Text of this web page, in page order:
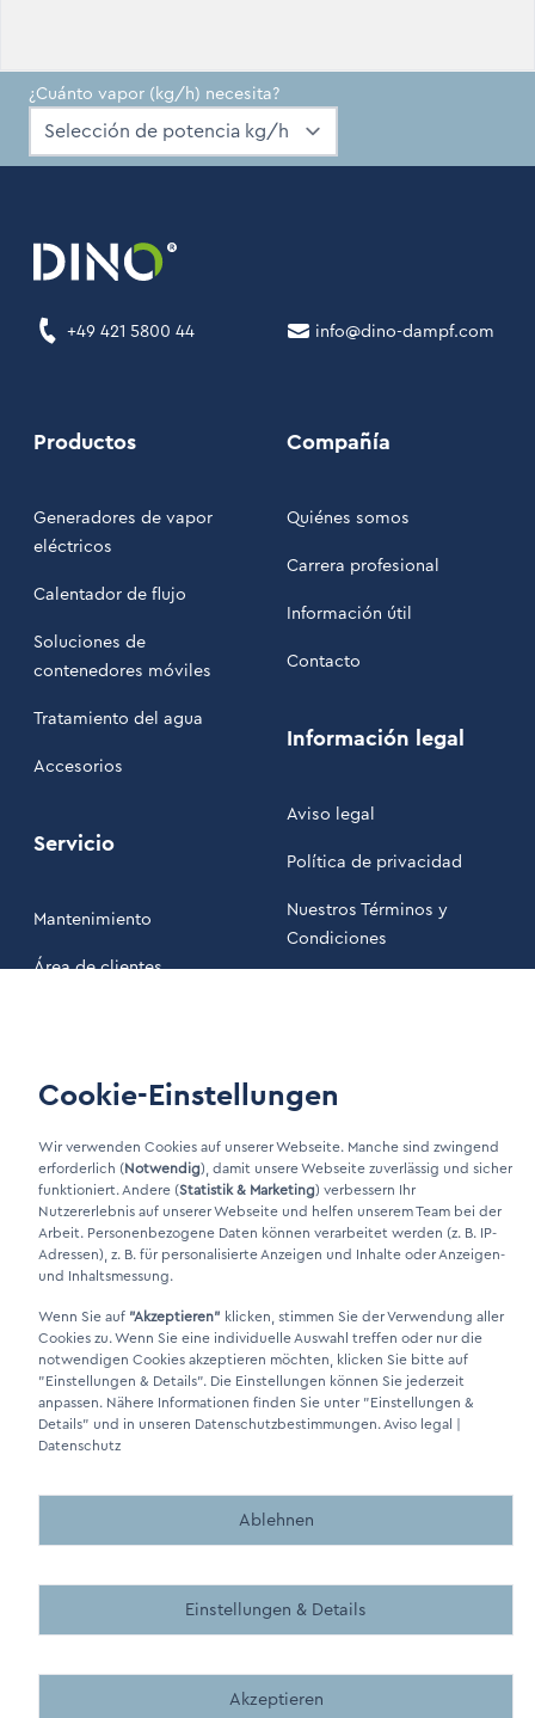
¿Cuánto vapor (kg/h) necesita?
+49 421 5800 44 info@dino-dampf.com
Productos
Generadores de vapor
eléctricos
Calentador de flujo
Soluciones de
contenedores móviles
Tratamiento del agua
Accesorios
Servicio
Mantenimiento
Área de clientes
Compañía
Quiénes somos
Carrera profesional
Información útil
Contacto
Información legal
Aviso legal
Política de privacidad
Nuestros Términos y
Condiciones
Xing Link
DINO Dampferzeuger GmbH - Generadores de vapor eléctricos
"Made in Germany" 2026
Made by BergMedia - Magento2 Design und Entwicklung aus
Made by BergMedia©
Cookie-Einstellungen
Wir verwenden Cookies auf unserer Webseite. Manche sind zwingend
erforderlich (Notwendig), damit unsere Webseite zuverlässig und sicher
funktioniert. Andere (Statistik & Marketing) verbessern Ihr
Nutzererlebnis auf unserer Webseite und helfen unserem Team bei der
Arbeit. Personenbezogene Daten können verarbeitet werden (z. B. IP-
Adressen), z. B. für personalisierte Anzeigen und Inhalte oder Anzeigen-
und Inhaltsmessung.
Wenn Sie auf "Akzeptieren" klicken, stimmen Sie der Verwendung aller
Cookies zu. Wenn Sie eine individuelle Auswahl treffen oder nur die
notwendigen Cookies akzeptieren möchten, klicken Sie bitte auf
"Einstellungen & Details". Die Einstellungen können Sie jederzeit
anpassen. Nähere Informationen finden Sie unter "Einstellungen &
Details" und in unseren Datenschutzbestimmungen.Aviso legal |
Datenschutz
Ablehnen
Einstellungen & Details
Akzeptieren